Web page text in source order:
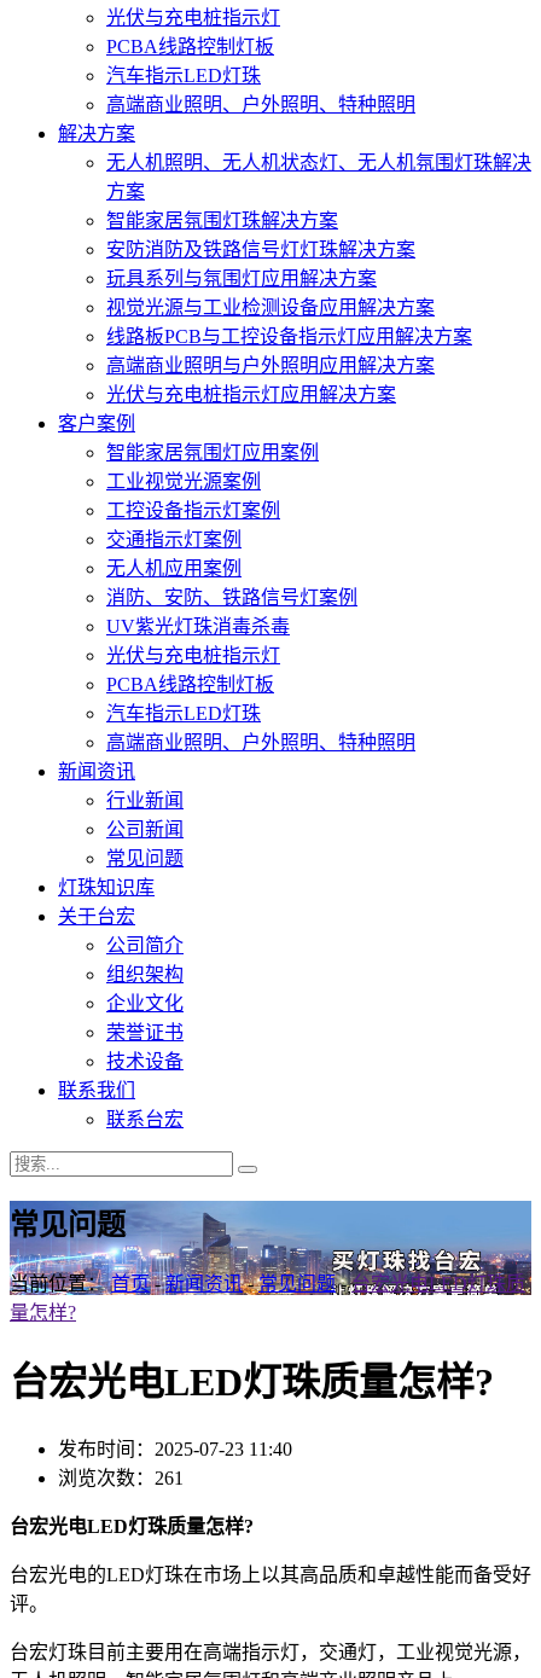
光伏与充电桩指示灯
PCBA线路控制灯板
汽车指示LED灯珠
高端商业照明、户外照明、特种照明
解决方案
无人机照明、无人机状态灯、无人机氛围灯珠解决
方案
智能家居氛围灯珠解决方案
安防消防及铁路信号灯灯珠解决方案
玩具系列与氛围灯应用解决方案
视觉光源与工业检测设备应用解决方案
线路板PCB与工控设备指示灯应用解决方案
高端商业照明与户外照明应用解决方案
光伏与充电桩指示灯应用解决方案
客户案例
智能家居氛围灯应用案例
工业视觉光源案例
工控设备指示灯案例
交通指示灯案例
无人机应用案例
消防、安防、铁路信号灯案例
UV紫光灯珠消毒杀毒
光伏与充电桩指示灯
PCBA线路控制灯板
汽车指示LED灯珠
高端商业照明、户外照明、特种照明
新闻资讯
行业新闻
公司新闻
常见问题
灯珠知识库
关于台宏
公司简介
组织架构
企业文化
荣誉证书
技术设备
联系我们
联系台宏
常见问题
当前位置：首页-新闻资讯-常见问题-台宏光电LED灯珠质
量怎样?
台宏光电LED灯珠质量怎样?
发布时间：2025-07-23 11:40
浏览次数：261
台宏光电LED灯珠质量怎样?
台宏光电的LED灯珠在市场上以其高品质和卓越性能而备受好
评。
台宏灯珠目前主要用在高端指示灯，交通灯，工业视觉光源，